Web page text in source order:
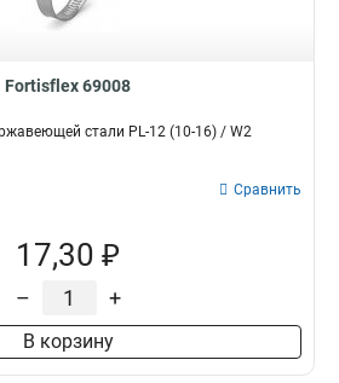
Fortisflex 69008
стали PL-12 (10-16) / W2
Сравнить
17,30 ₽
– +
В корзину